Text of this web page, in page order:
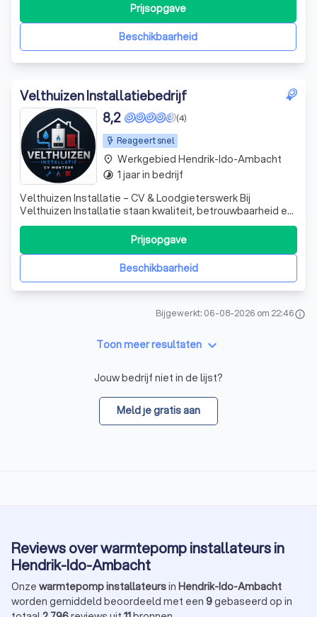
Luchtbehandeling is onderverdeeld in vijf
productcategorieën: Warmtepompen &
Koudwatersystemen, LuBeschikbaarheid
Prijsopgave
Velthuizen Installatiebedrijf
Reageert snel
(4)
8,2
Velthuizen Installatie – CV & Loodgieterswerk Bij
Velthuizen Installatie staan kwaliteit, betrouwbaarheid en
vakmanschap centraal. Gespecialiseerd in cv-installaties,
verwarmingssystemen en loodgieterswerk leveren wij
nette en duurzame oplossingen voor zowel particulieren
als bedrijven. U kunt bijBeschikbaarheid
Prijsopgave
place Werkgebied Hendrik-Ido-Ambacht
timelapse 1 jaar in bedrijf
Bijgewerkt: 06-08-2026 om 22:46info
Toon meer resultaten keyboard_arrow_down
Jouw bedrijf niet in de lijst?
Meld je gratis aan
Reviews over warmtepomp installateurs in
Hendrik-Ido-Ambacht
Onze warmtepomp installateursin Hendrik-Ido-Ambacht
worden gemiddeld beoordeeld met een 9gebaseerd op in